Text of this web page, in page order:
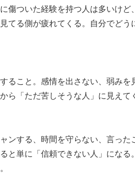
傷ついた経験を持つ人は多いけ
てる側が疲れてくる。自分でど
ること。感情を出さない、弱み
ら「ただ苦しそうな人」に見えて
ンする、時間を守らない、言っ
と単に「信頼できない人」になる